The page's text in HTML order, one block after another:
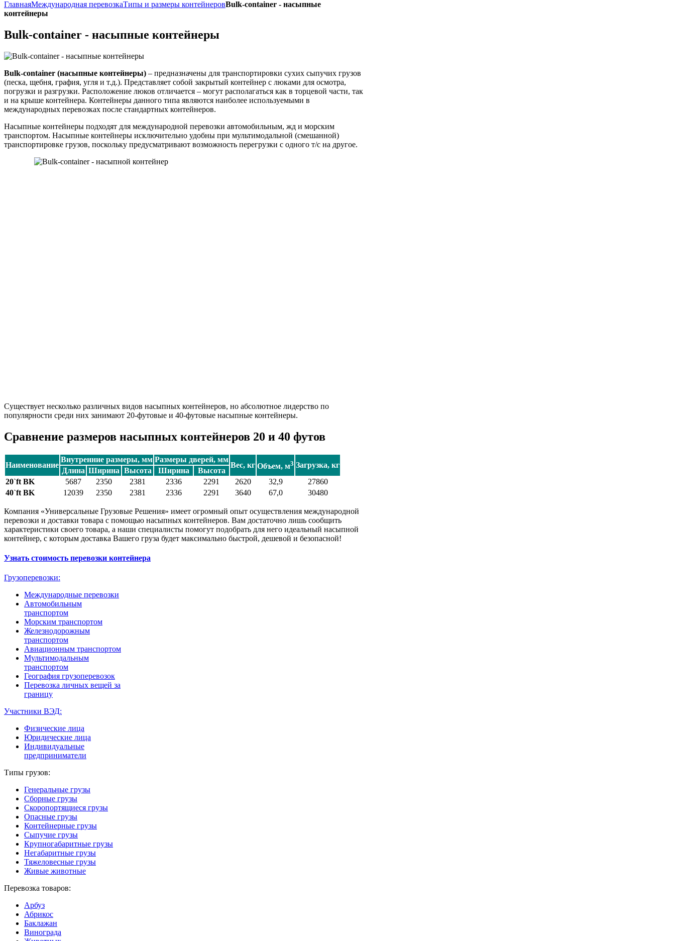
ГлавнаяМеждународная перевозкаТипы и размеры контейнеровBulk-container - насыпные
контейнеры
Bulk-container - насыпные контейнеры
Bulk-container (насыпные контейнеры) – предназначены для транспортировки сухих сыпучих грузов
(песка, щебня, графия, угля и т.д.). Представляет собой закрытый контейнер с люками для осмотра,
погрузки и разгрузки. Расположение люков отличается – могут располагаться как в торцевой части, так
и на крыше контейнера. Контейнеры данного типа являются наиболее используемыми в
международных перевозках после стандартных контейнеров.
Насыпные контейнеры подходят для международной перевозки автомобильным, жд и морским
транспортом. Насыпные контейнеры исключительно удобны при мультимодальной (смешанной)
транспортировке грузов, поскольку предусматривают возможность перегрузки с одного т/с на другое.
Существует несколько различных видов насыпных контейнеров, но абсолютное лидерство по
популярности среди них занимают 20-футовые и 40-футовые насыпные контейнеры.
Сравнение размеров насыпных контейнеров 20 и 40 футов
Наименование
Внутренние размеры, мм Размеры дверей, мм
Вес, кг Объем, м3 Загрузка, кг
Длина Ширина Высота Ширина
Высота
20`ft BK
5687 2350 2381 2336 2291 2620 32,9
27860
40`ft BK
12039 2350 2381 2336 2291 3640 67,0 30480
Компания «Универсальные Грузовые Решения» имеет огромный опыт осуществления международной
перевозки и доставки товара с помощью насыпных контейнеров. Вам достаточно лишь сообщить
характеристики своего товара, а наши специалисты помогут подобрать для него идеальный насыпной
контейнер, с которым доставка Вашего груза будет максимально быстрой, дешевой и безопасной!
Узнать стоимость перевозки контейнера
Грузоперевозки:
Международные перевозки
Автомобильным
транспортом
Морским транспортом
Железнодорожным
транспортом
Авиационным транспортом
Мультимодальным
транспортом
География грузоперевозок
Перевозка личных вещей за
границу
Участники ВЭД:
Физические лица
Юридические лица
Индивидуальные
предприниматели
Типы грузов:
Генеральные грузы
Сборные грузы
Скоропортящиеся грузы
Опасные грузы
Контейнерные грузы
Сыпучие грузы
Крупногабаритные грузы
Негабаритные грузы
Тяжеловесные грузы
Живые животные
Перевозка товаров:
Арбуз
Абрикос
Баклажан
Винограда